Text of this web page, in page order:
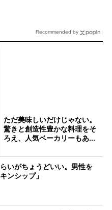
ただ美味しいだけじゃない。
驚きと創造性豊かな料理をそ
ろえ、人気ベーカリーもあ...
いがちょうどいい。男性を
ンシップ」
Recommended by